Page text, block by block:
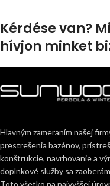
Kérdése van?
hívjon minket
Hlavným zameraním našej
prestrešenia bazénov,
konštrukcie, navrhovanie a
doplnkové služby sa
Toto všetko na najvyššej